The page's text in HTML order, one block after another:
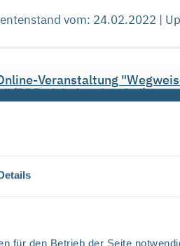
für den Betrieb der Seite
vom: 24.02.2022 |
Veranstaltung
(PDF, nicht barrierefrei)
Remlingen, 21.